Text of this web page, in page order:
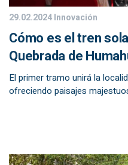
29.02.2024Innovación
Cómo es el tren
Quebrada de
El primer tramo unirá la
ofreciendo paisajes